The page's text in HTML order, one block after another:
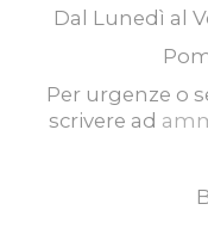
Dal Lunedì al
Per urgenze o
scrivere ad